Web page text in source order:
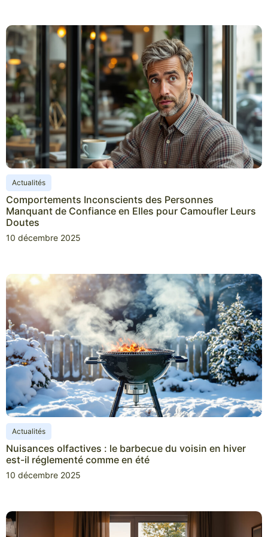
Actualités
Comportements Inconscients des Personnes
Manquant de Confiance en Elles pour Camoufler Leurs
Doutes
10 décembre 2025
Actualités
Nuisances olfactives : le barbecue du voisin en hiver
est-il réglementé comme en été
10 décembre 2025